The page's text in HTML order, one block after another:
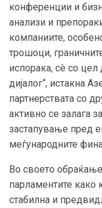
конференции и
анализи и
компаниите,
трошоци,
испорака, сè со цел
дијалог“, истакна
партнерствата со
активно се залага
застапување пред
меѓународните
Во своето обраќање,
парламентите како
стабилна и